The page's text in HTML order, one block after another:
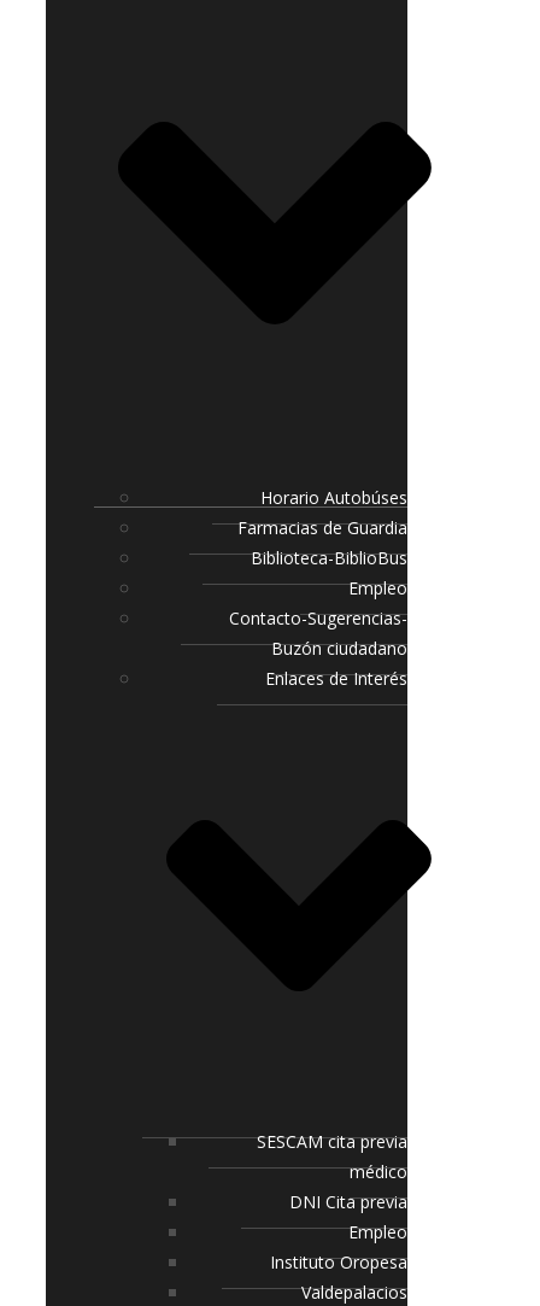
Horario Autobúses
Farmacias de Guardia
Biblioteca-BiblioBus
Empleo
Contacto-Sugerencias-
Buzón ciudadano
Enlaces de Interés
SESCAM cita previa
médico
DNI Cita previa
Empleo
Instituto Oropesa
Valdepalacios